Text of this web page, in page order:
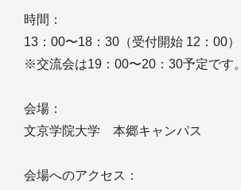
時間：
13：00〜18：30（受付開始 12：00）
※交流会は19：00〜20：30予定です。
会場：
文京学院大学 本郷キャンパス
会場へのアクセス：